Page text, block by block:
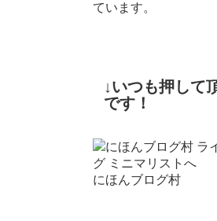
ています。
↓いつも押して
です！
にほんブログ村